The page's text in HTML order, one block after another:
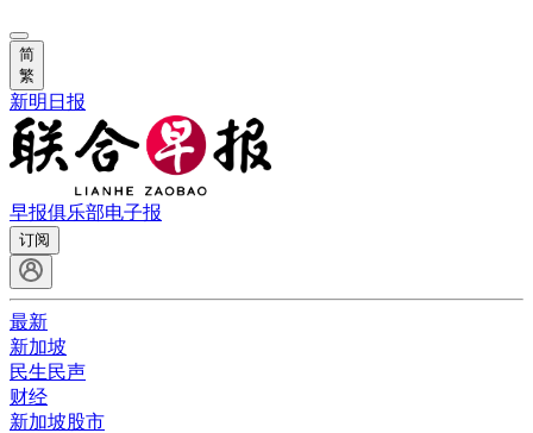
简
繁
新明日报
早报俱乐部电子报
订阅
最新
新加坡
民生民声
财经
新加坡股市